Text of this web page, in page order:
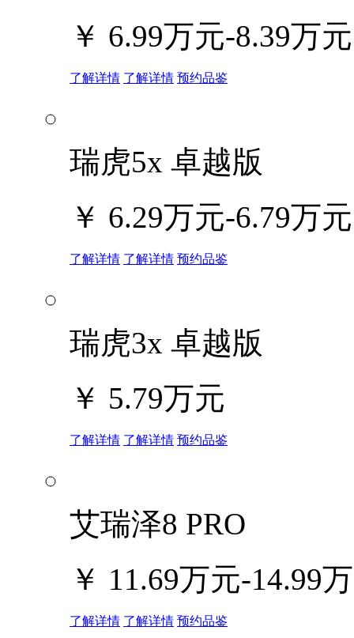
￥ 6.99万元-8.39万元
了解详情 了解详情 预约品鉴
瑞虎5x 卓越版
￥ 6.29万元-6.79万元
了解详情 了解详情 预约品鉴
瑞虎3x 卓越版
￥ 5.79万元
了解详情 了解详情 预约品鉴
艾瑞泽8 PRO
￥ 11.69万元-14.99
了解详情 了解详情 预约品鉴